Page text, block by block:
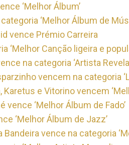
‘Melhor Álbum’
‘Melhor Álbum de
vence Prémio Carreira
‘Melhor Canção ligeira e
na categoria ‘Artista
vencem na categoria
Karetus e Vitorino vencem
vence ‘Melhor Álbum de Fado’
‘Melhor Álbum de Jazz’
Bandeira vence na categoria